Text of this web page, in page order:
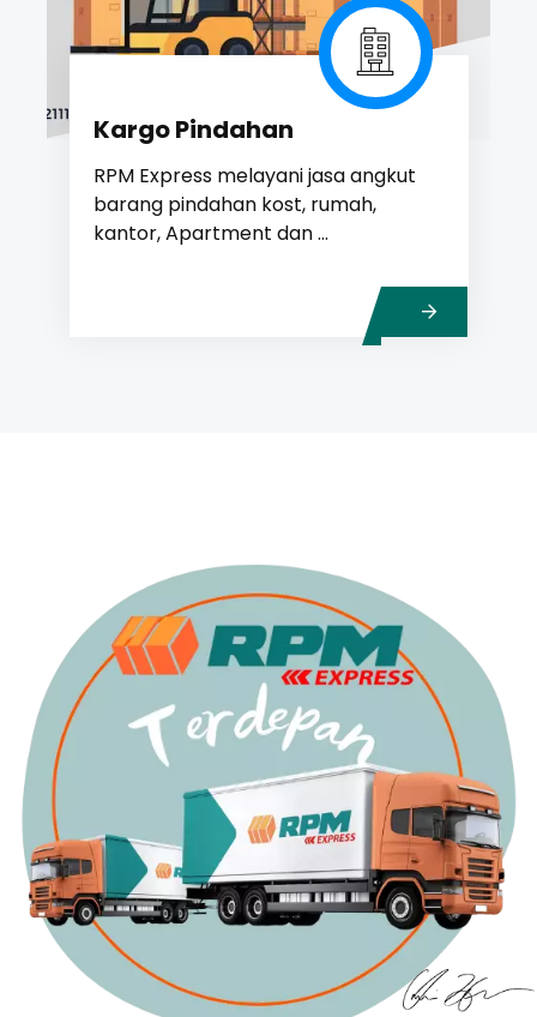
Kargo Pindahan
RPM Express melayani jasa angkut
barang pindahan kost, rumah,
kantor, Apartment dan ...